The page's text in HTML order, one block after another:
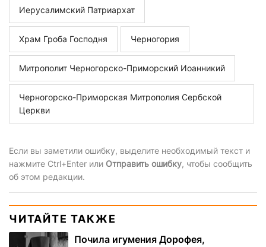
Иерусалимский Патриархат
Храм Гроба Господня Черногория
Митрополит Черногорско-Приморский Иоанникий
Черногорско-Приморская Митрополия Сербской
Церкви
Если вы заметили ошибку, выделите необходимый текст и
нажмите Ctrl+Enter или Отправить ошибку, чтобы сообщить
об этом редакции.
ЧИТАЙТЕ ТАКЖЕ
Почила игумения Дорофея,